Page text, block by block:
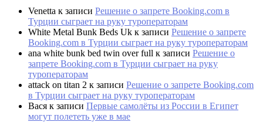
Venetta к записи Решение о запрете Booking.com в
Турции сыграет на руку туроператорам
White Metal Bunk Beds Uk к записи Решение о запрете
Booking.com в Турции сыграет на руку туроператорам
ana white bunk bed twin over full к записи Решение о
запрете Booking.com в Турции сыграет на руку
туроператорам
attack on titan 2 к записи Решение о запрете Booking.com
в Турции сыграет на руку туроператорам
Вася к записи Первые самолёты из России в Египет
могут полететь уже в мае